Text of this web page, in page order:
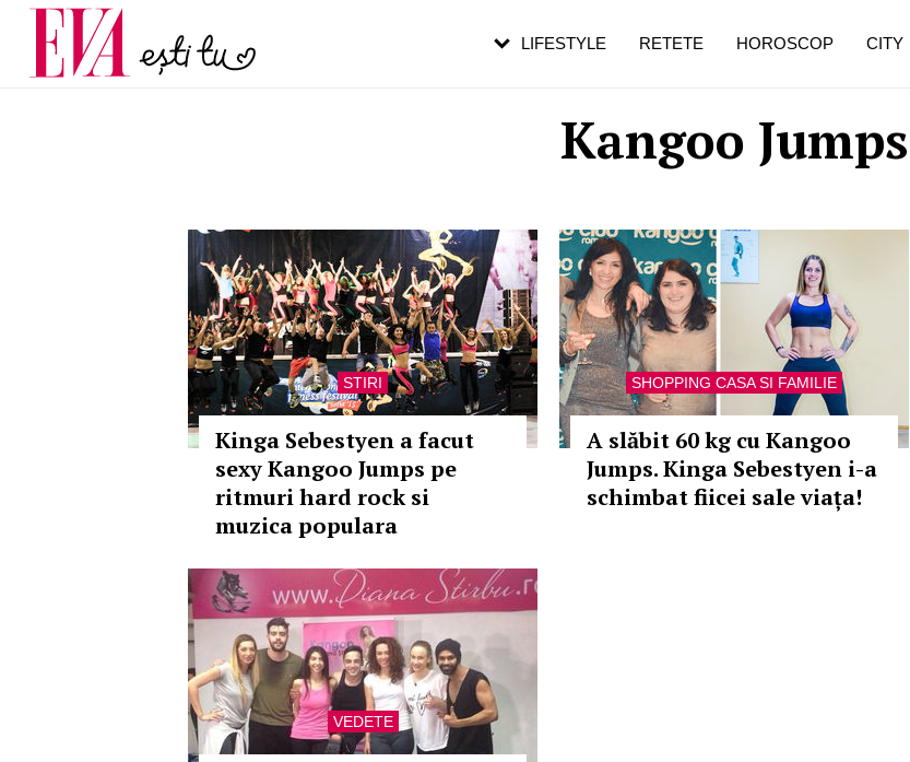
Kangoo Jumps
STIRI
Kinga Sebestyen a facut
sexy Kangoo Jumps pe
ritmuri hard rock si
muzica populara
SHOPPING CASA SI FAMILIE
A slăbit 60 kg cu Kangoo
Jumps. Kinga Sebestyen i-a
schimbat fiicei sale viața!
VEDETE
LIFESTYLE RETETE HOROSCOP CITY
Carieră
Actualitate
pe măsură ce înaintezi în vârstă
de dureroasă este investigația